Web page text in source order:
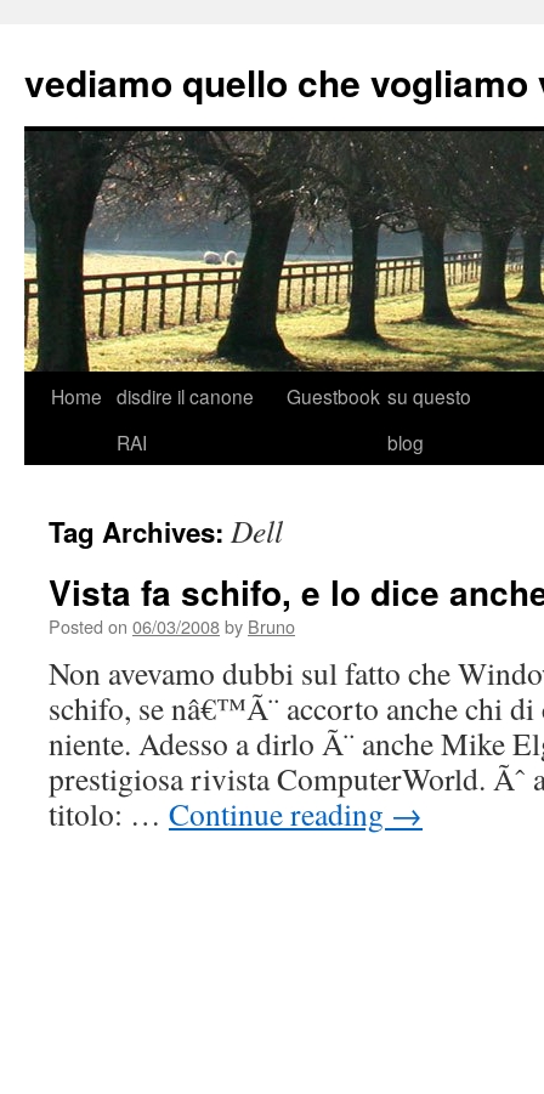
vediamo quello che vogliamo
Skip
Home disdire il canone
RAI
Guestbook su questo
blog
Tag Archives: Dell
Vista fa schifo, e lo dice
Posted on 06/03/2008by Bruno
Non avevamo dubbi sul fatto che
schifo, se nâ€™Ã¨ accorto anche chi di
niente. Adesso a dirlo Ã¨ anche Mike
prestigiosa rivista ComputerWorld. Ãˆ
titolo: … Continue reading →